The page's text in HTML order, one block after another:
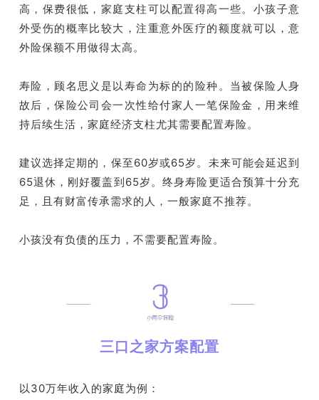
高，保费很低，家庭支柱可以配置得高一些。小孩子意
外受伤的概率比较大，注重意外医疗的额度就可以，意
外险保额不用做得太高。
寿险，顾名思义是以寿命为标的的险种。当被保险人身
故后，保险公司会一次性给付家人一笔保险金，用来维
持后续生活，家庭经济支柱尤其需要配置寿险。
建议选择定期的，保至60岁或65岁。未来可能会延迟到
65退休，刚好覆盖到65岁。终身寿险更适合预算十分充
足，且有财富传承需求的人，一般家庭不推荐。
小孩没有负债的压力，不需要配置寿险。
三口之家方案配置
以30万年收入的家庭为例：